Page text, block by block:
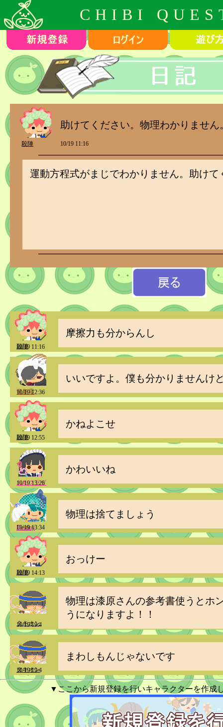
CHIBI
助けてください。物理わかりません
殺陣 10/19 11:16
運動方程式がまじでわかりません。助けて
摩擦力も分からんし
殺陣
10/19 11:16
いいですよ。僕も分かりませんけ
竜新零
10/19 12:36
かねよこせ
殺陣
10/19 12:55
かわいいね
もちクラゲ
10/19 13:26
物理は捨てましょう
Destiny
10/19 13:34
おっけー
殺陣
10/19 14:13
物理は漆原さんの参考書使うとホ
うになりますよ！！
タキオン
10/19 19:4
まわしもんじゃないです
タキオン
10/19 19:4
▼ここから新規登録を行いキャラクターを作成